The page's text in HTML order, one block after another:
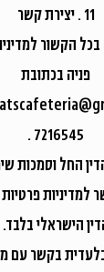
11 . יצירת קשר
בכל הקשור
פניה בכתובת
7216545 .
למדיניות
הישראלי בלבד.
בקשר עם